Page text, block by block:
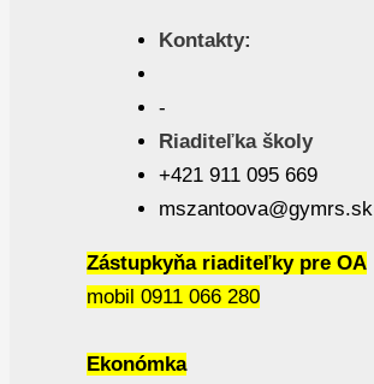
Kontakty:
-
Riaditeľka školy
+421 911 095 669
mszantoova@gymrs.sk
Zástupkyňa riaditeľky pre OA
mobil 0911 066 280
Ekonómka